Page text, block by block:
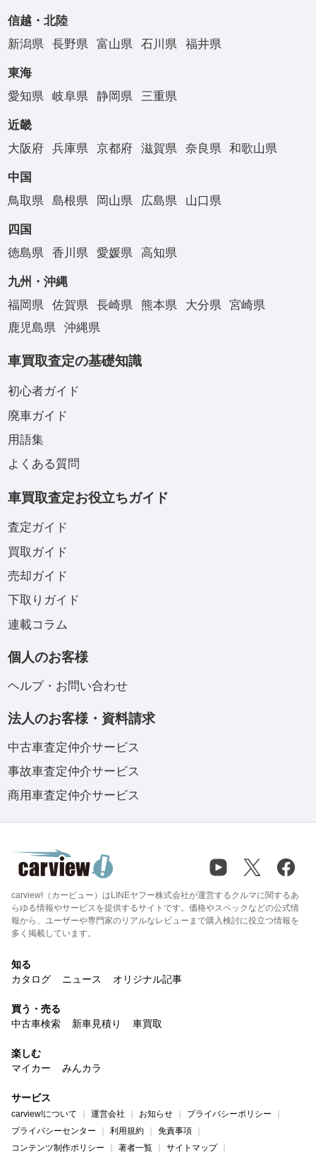
信越・北陸
新潟県
長野県 富山県 石川県 福井県
東海
愛知県
岐阜県 静岡県 三重県
近畿
大阪府
兵庫県 京都府 滋賀県 奈良県 和歌山県
中国
鳥取県
島根県 岡山県 広島県 山口県
四国
徳島県
香川県 愛媛県 高知県
九州・沖縄
福岡県
佐賀県 長崎県 熊本県 大分県
宮崎県
鹿児島県
沖縄県
車買取査定の基礎知識
初心者ガイド
廃車ガイド
用語集
よくある質問
車買取査定お役立ちガイド
査定ガイド
買取ガイド
売却ガイド
下取りガイド
連載コラム
個人のお客様
ヘルプ・お問い合わせ
法人のお客様・資料請求
中古車査定仲介サービス
事故車査定仲介サービス
商用車査定仲介サービス
carview!（カービュー）はLINEヤフー株式会社が運営するクルマに関するあ
らゆる情報やサービスを提供するサイトです。価格やスペックなどの公式情
報から、ユーザーや専門家のリアルなレビューまで購入検討に役立つ情報を
多く掲載しています。
知る
カタログ
ニュース オリジナル記事
買う・売る
中古車検索
新車見積り 車買取
楽しむ
マイカー
みんカラ
サービス
carview!について 運営会社 お知らせ
プライバシーポリシー
プライバシーセンター
利用規約
免責事項
コンテンツ制作ポリシー
著者一覧 サイトマップ